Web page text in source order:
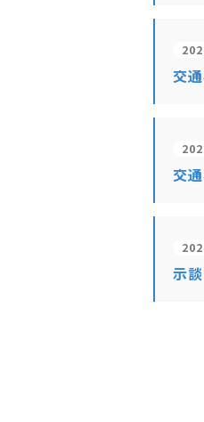
交
交
示